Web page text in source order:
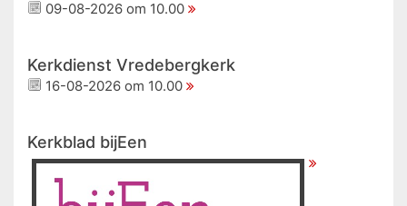
09-08-2026 om 10.00
Kerkdienst Vredebergkerk
16-08-2026 om 10.00
Kerkblad bijEen